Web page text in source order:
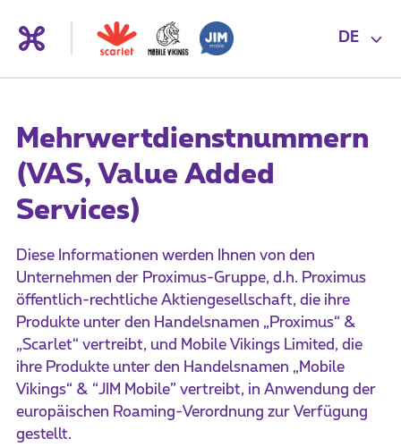
DE
Mehrwertdienstnummern
(VAS, Value Added
Services)
Diese Informationen werden Ihnen von den
Unternehmen der Proximus-Gruppe, d.h. Proximus
öffentlich-rechtliche Aktiengesellschaft, die ihre
Produkte unter den Handelsnamen „Proximus“ &
„Scarlet“ vertreibt, und Mobile Vikings Limited, die
ihre Produkte unter den Handelsnamen „Mobile
Vikings“ & “JIM Mobile” vertreibt, in Anwendung der
europäischen Roaming-Verordnung zur Verfügung
gestellt.